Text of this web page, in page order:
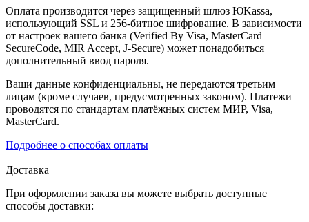
Оплата производится через защищенный шлюз ЮKassa,
использующий SSL и 256-битное шифрование. В зависимости
от настроек вашего банка (Verified By Visa, MasterCard
SecureCode, MIR Accept, J-Secure) может понадобиться
дополнительный ввод пароля.
Ваши данные конфиденциальны, не передаются третьим
лицам (кроме случаев, предусмотренных законом). Платежи
проводятся по стандартам платёжных систем МИР, Visa,
MasterCard.
Подробнее о способах оплаты
Доставка
При оформлении заказа вы можете выбрать доступные
способы доставки: